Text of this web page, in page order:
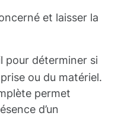
et laisser la
pour déterminer si
ou du matériel.
permet
d’un